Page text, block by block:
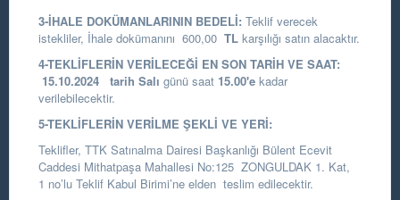
3-İHALE DOKÜMANLARININ BEDELİ: Teklif verecek
istekliler, İhale dokümanını 600,00 TL karşılığı satın alacaktır.
4-TEKLİFLERİN VERİLECEĞİ EN SON TARİH VE SAAT:
15.10.2024 tarih Salı günü saat 15.00'e kadar
verilebilecektir.
5-TEKLİFLERİN VERİLME ŞEKLİ VE YERİ:
Teklifler, TTK Satınalma Dairesi Başkanlığı Bülent Ecevit
Caddesi Mithatpaşa Mahallesi No:125 ZONGULDAK 1. Kat,
1 no’lu Teklif Kabul Birimi’ne elden teslim edilecektir.